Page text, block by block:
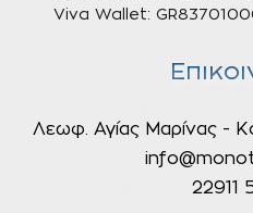
Viva Wallet:
Λεωφ. Αγίας Μαρίνας -
22911